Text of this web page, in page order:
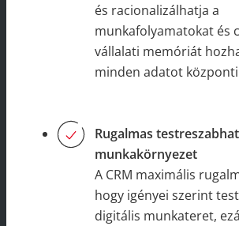
és racionalizálhatja a
munkafolyamatokat és
vállalati memóriát
minden adatot
Rugalmas
munkakörnyezet
A CRM maximális
hogy igényei szerint
digitális munkateret,